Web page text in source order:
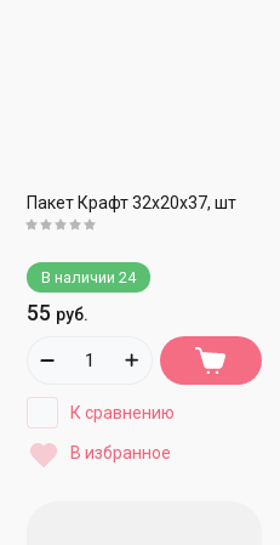
Пакет Крафт 32х20х37, шт
В наличии 24
55 руб.
К сравнению
В избранное